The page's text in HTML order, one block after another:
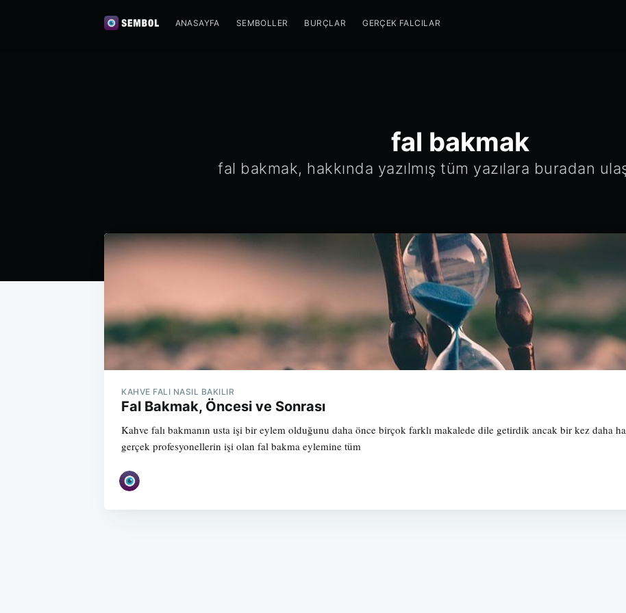
ANASAYFA SEMBOLLER BURÇLAR GERÇEK FALCILAR
fal bakmak
fal bakmak, hakkında yazılmış tüm yazılara buradan
KAHVE FALI NASIL BAKILIR
Fal Bakmak, Öncesi ve Sonrası
Kahve falı bakmanın usta işi bir eylem olduğunu daha önce birçok farklı makalede dile getirdik ancak bir kez daha
gerçek profesyonellerin işi olan fal bakma eylemine tüm